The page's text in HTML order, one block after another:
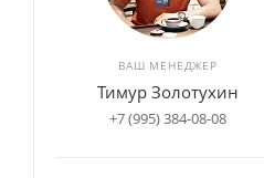
ВАШ МЕНЕДЖЕР
Тимур Золотухин
+7 (995) 384-08-08